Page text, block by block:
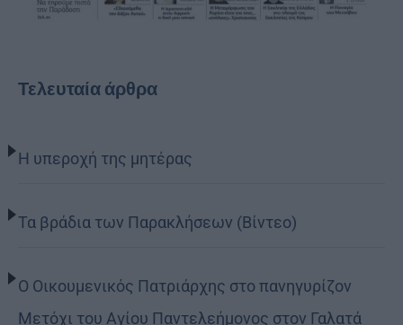
Τελευταία άρθρα
Η υπεροχή της μητέρας
Τα βράδια των Παρακλήσεων (Βίντεο)
Ο Οικουμενικός Πατριάρχης στο πανηγυρίζον
Μετόχι του Αγίου Παντελεήμονος στον Γαλατά